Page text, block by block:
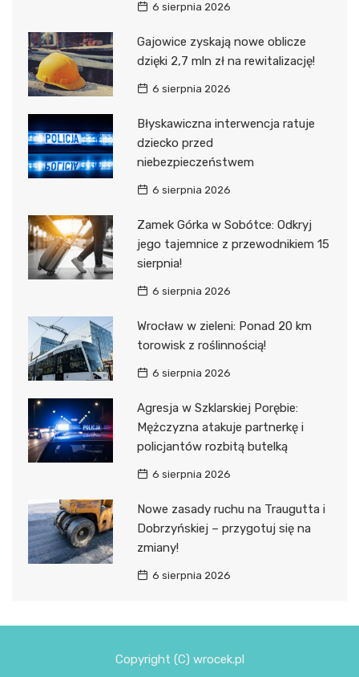
6 sierpnia 2026
Gajowice zyskają nowe oblicze
dzięki 2,7 mln zł na rewitalizację!
6 sierpnia 2026
Błyskawiczna interwencja ratuje
dziecko przed
niebezpieczeństwem
6 sierpnia 2026
Zamek Górka w Sobótce: Odkryj
jego tajemnice z przewodnikiem 15
sierpnia!
6 sierpnia 2026
Wrocław w zieleni: Ponad 20 km
torowisk z roślinnością!
6 sierpnia 2026
Agresja w Szklarskiej Porębie:
Mężczyzna atakuje partnerkę i
policjantów rozbitą butelką
6 sierpnia 2026
Nowe zasady ruchu na Traugutta i
Dobrzyńskiej – przygotuj się na
zmiany!
6 sierpnia 2026
Copyright (C) wrocek.pl